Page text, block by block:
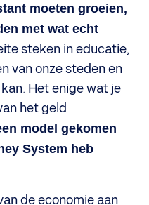
moeten groeien,
met wat echt
steken in educatie,
van onze steden en
Het enige wat je
het geld
model gekomen
System heb
de economie aan